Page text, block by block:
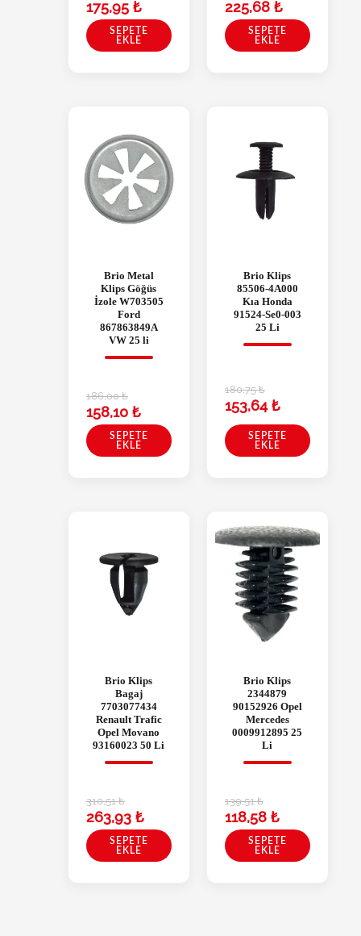
175,95 ₺
SEPETE
EKLE
225,68 ₺
SEPETE
EKLE
Brio Metal
Klips Göğüs
İzole W703505
Ford
867863849A
VW 25 li
186,00₺
158,10 ₺
SEPETE
EKLE
Brio Klips
85506-4A000
Kıa Honda
91524-Se0-003
25 Li
180,75₺
153,64₺
SEPETE
EKLE
Brio Klips
Bagaj
7703077434
Renault Trafic
Opel Movano
93160023 50 Li
310,51₺
263,93 ₺
SEPETE
EKLE
Brio Klips
2344879
90152926 Opel
Mercedes
0009912895 25
Li
139,51₺
118,58 ₺
SEPETE
EKLE